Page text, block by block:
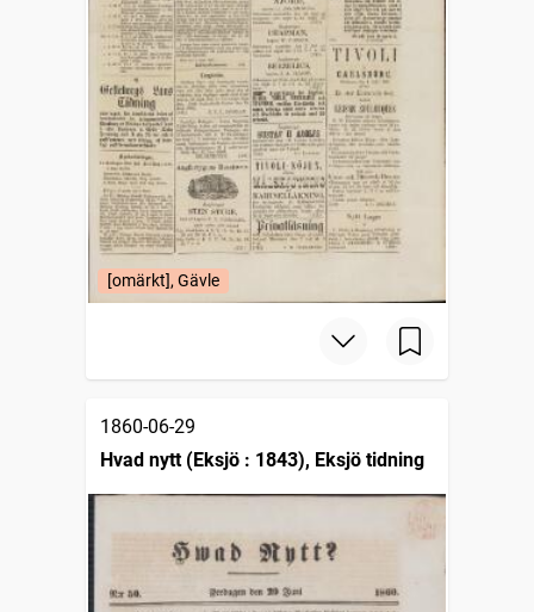
[omärkt], Gävle
1860-06-29
Hvad nytt (Eksjö : 1843), Eksjö tidning